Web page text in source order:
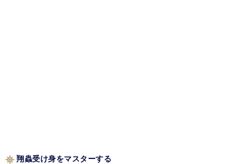
翔蟲受け身をマスターする